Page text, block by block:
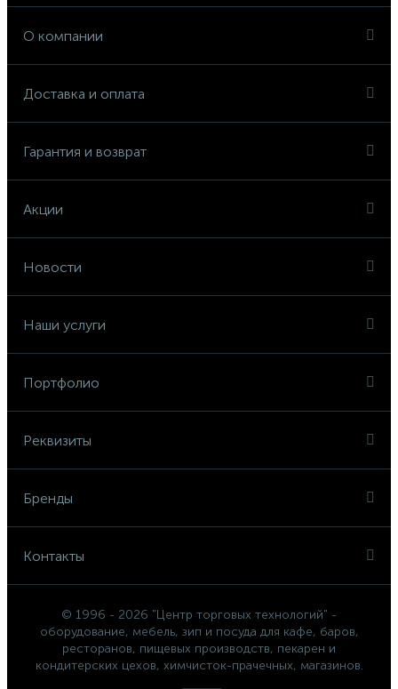
О компании
Доставка и оплата
Гарантия и возврат
Акции
Новости
Наши услуги
Портфолио
Реквизиты
Бренды
Контакты
© 1996 - 2026 "Центр торговых технологий" -
оборудование, мебель, зип и посуда для кафе, баров,
ресторанов, пищевых производств, пекарен и
кондитерских цехов, химчисток-прачечных, магазинов.